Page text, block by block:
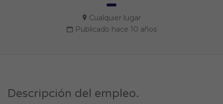
Cualquier lugar
Publicado hace 10 años
Descripción del empleo.